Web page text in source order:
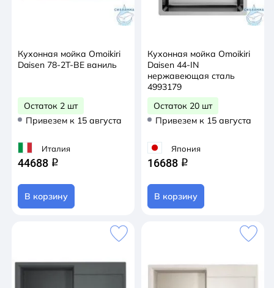
Кухонная мойка Omoikiri
Daisen 78-2T-BE ваниль
Остаток 2 шт
Привезем к 15 августа
Италия
44688 q
В корзину
Кухонная мойка Omoikiri
Daisen 44-IN
нержавеющая сталь
4993179
Остаток 20 шт
Привезем к 15 августа
Япония
16688 q
В корзину